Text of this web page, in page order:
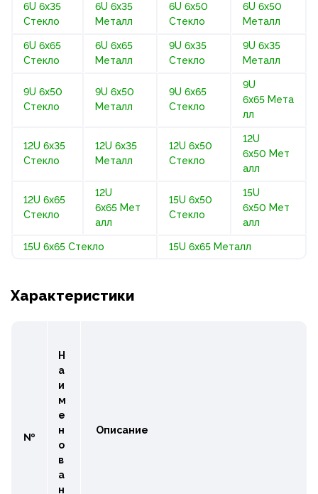
6U 6x35
Стекло
6U 6x35
Металл
6U 6x50
Стекло
6U 6x50
Металл
6U 6x65
Стекло
6U 6x65
Металл
9U 6x35
Стекло
9U 6x35
Металл
9U 6x50
Стекло
9U 6x50
Металл
9U 6x65
Стекло
9U
6x65 Мета
лл
12U 6x35
Стекло
12U 6x35
Металл
12U 6x50
Стекло
12U
6x50 Мет
алл
12U 6x65
Стекло
12U
6x65 Мет
алл
15U 6x50
Стекло
15U
6x50 Мет
алл
15U 6x65 Стекло 15U 6x65 Металл
Характеристики
№
Н
а
и
м
е
н
о
в
а
н
Описание